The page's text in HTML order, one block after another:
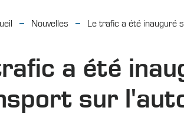
Nouvelles Le trafic a été inauguré
a été
sur